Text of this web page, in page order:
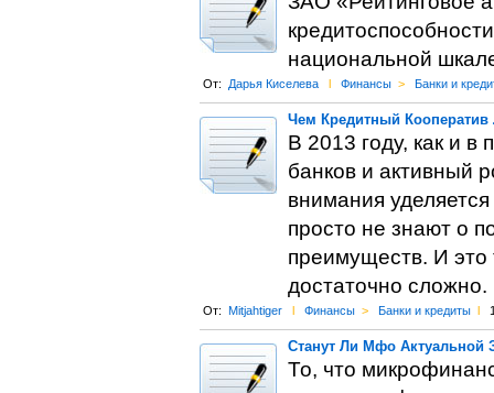
национальной
От: Дарья Киселева l Финансы > Банки и
Чем Кредитный Кооператив
В 2013 году, как и
банков и активный
внимания
просто не знают о
преимуществ. И это
достаточно сложно.
От: Mitjahtiger l Финансы > Банки и кредиты l
Станут Ли Мфо Актуальной
То, что